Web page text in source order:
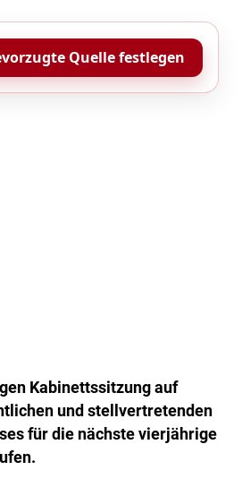
Quelle festlegen
Kabinettssitzung auf
und stellvertretenden
für die nächste vierjährige